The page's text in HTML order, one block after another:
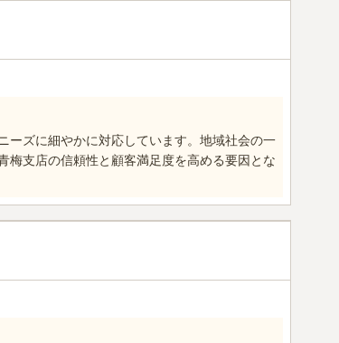
ーズに細やかに対応しています。地域社会の一
梅支店の信頼性と顧客満足度を高める要因とな